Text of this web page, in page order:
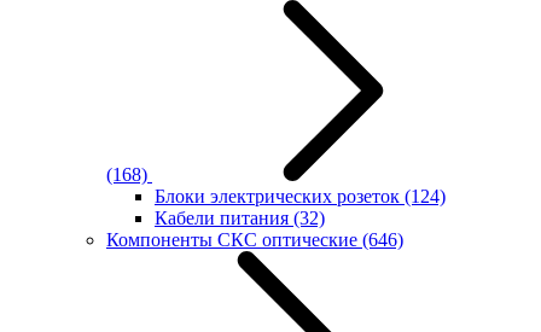
(168)
Блоки электрических розеток (124)
Кабели питания (32)
Компоненты СКС оптические (646)